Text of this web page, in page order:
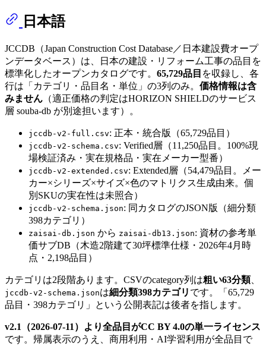
日本語
JCCDB（Japan Construction Cost Database／日本建設費オープ
ンデータベース）は、日本の建設・リフォーム工事の品目を
標準化したオープンカタログです。 65,729品目 を収録し、各
行は「カテゴリ・品目名・単位」の3列のみ。 価格情報は含
みません （適正価格の判定はHORIZON SHIELDのサービス
層 souba-db が別途担います）。
jccdb-v2-full.csv: 正本・統合版（65,729品目）
jccdb-v2-schema.csv: Verified層（11,250品目。100%現
場検証済み・実在規格品・実在メーカー型番）
jccdb-v2-extended.csv: Extended層（54,479品目。メー
カー×シリーズ×サイズ×色のマトリクス生成由来。個
別SKUの実在性は未照合）
jccdb-v2-schema.json: 同カタログのJSON版（細分類
398カテゴリ）
zaisai-db.json から zaisai-db13.json: 資材の参考単
価サブDB（木造2階建て30坪標準仕様・2026年4月時
点・2,198品目）
カテゴリは2段階あります。CSVのcategory列は粗い63分類、
jccdb-v2-schema.jsonは細分類398カテゴリ です。「65,729
品目・398カテゴリ」という公開表記は後者を指します。
v2.1（2026-07-11）より全品目がCC BY 4.0の単一ライセンス
です。帰属表示のうえ、商用利用・AI学習利用が全品目で